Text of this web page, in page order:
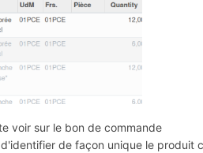
voir sur le bon de commande
de façon unique le produit